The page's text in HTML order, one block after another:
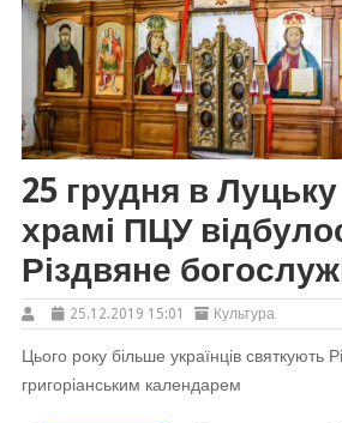
25 грудня в
храмі ПЦУ
Різдвяне
25.12.2019 15:01 Культура
Цього року більше українців святкують
григоріанським календарем